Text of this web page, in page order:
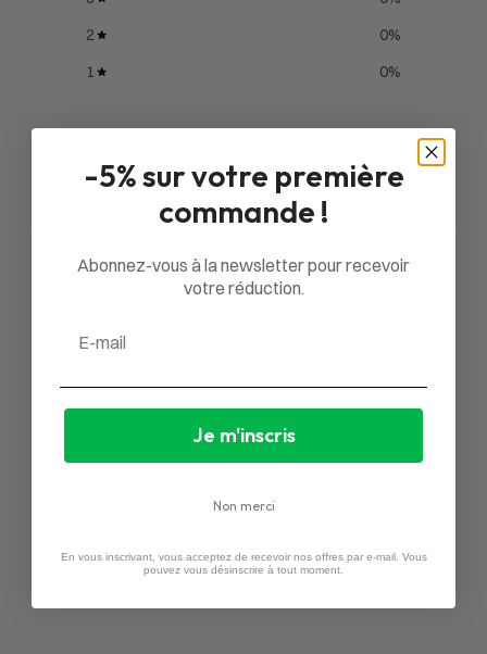
2
0%
1
0%
-5% sur votre première
commande !
Abonnez-vous à la newsletter pour recevoir
votre réduction.
Je m'inscris
Non merci
En vous inscrivant, vous acceptez de recevoir nos offres par e-mail. Vous
pouvez vous désinscrire à tout moment.